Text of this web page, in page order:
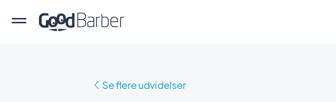
Se flere udvidelser